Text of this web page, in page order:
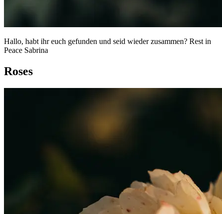
Hallo, habt ihr euch gefunden und seid wieder zusammen? Rest in
Peace Sabrina
Roses